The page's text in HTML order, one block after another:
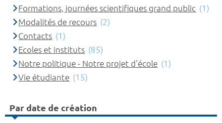
Formations, journées scientifiques grand public (1)
Modalités de recours (2)
Contacts (1)
Ecoles et instituts (85)
Notre politique - Notre projet d'école (1)
Vie étudiante (15)
Par date de création